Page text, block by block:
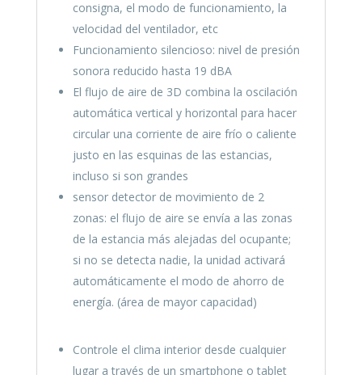
consigna, el modo de funcionamiento, la
velocidad del ventilador, etc
Funcionamiento silencioso: nivel de presión
sonora reducido hasta 19 dBA
El flujo de aire de 3D combina la oscilación
automática vertical y horizontal para hacer
circular una corriente de aire frío o caliente
justo en las esquinas de las estancias,
incluso si son grandes
sensor detector de movimiento de 2
zonas: el flujo de aire se envía a las zonas
de la estancia más alejadas del ocupante;
si no se detecta nadie, la unidad activará
automáticamente el modo de ahorro de
energía. (área de mayor capacidad)
Controle el clima interior desde cualquier
lugar a través de un smartphone o tablet